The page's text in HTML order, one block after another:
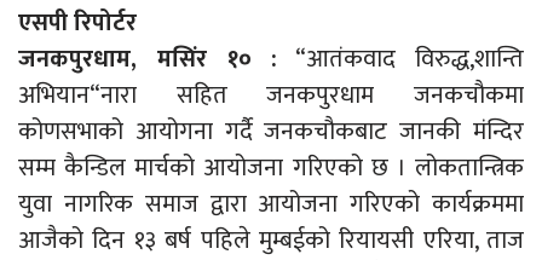
एसपी रिपोर्टर
जनकपुरधाम, मसिंर १० : “आतंकवाद विरुद्ध,शान्ति
अभियान“नारा सहित जनकपुरधाम जनकचौकमा
कोणसभाको आयोगना गर्दै जनकचौकबाट जानकी मंन्दिर
सम्म कैन्डिल मार्चको आयोजना गरिएको छ । लोकतान्त्रिक
युवा नागरिक समाज द्वारा आयोजना गरिएको कार्यक्रममा
आजैको दिन १३ बर्ष पहिले मुम्बईको रियायसी एरिया, ताज